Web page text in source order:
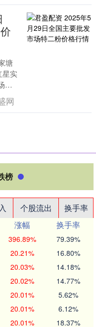
塘
星实
网
榜
个股流出
换手率
涨幅
换手率
396.89% 79.39%
20.21% 16.80%
20.03% 14.18%
20.02% 14.77%
20.01% 5.62%
20.01% 6.12%
20.01% 18.37%